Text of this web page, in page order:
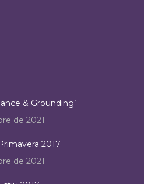
& Grounding’
de 2021
2017
de 2021